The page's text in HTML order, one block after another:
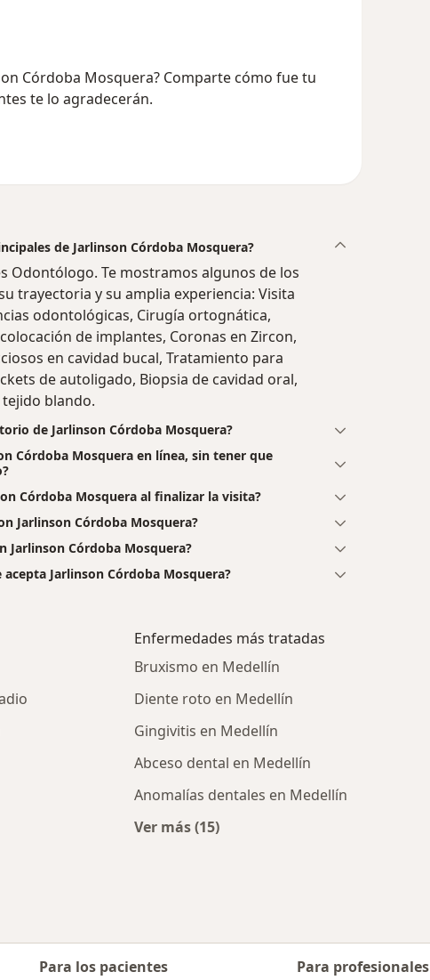
Córdoba Mosquera? Comparte cómo fue tu
te lo agradecerán.
de Jarlinson Córdoba Mosquera?
Odontólogo. Te mostramos algunos de los
trayectoria y su amplia experiencia: Visita
odontológicas, Cirugía ortognática,
de implantes, Coronas en Zircon,
en cavidad bucal, Tratamiento para
de autoligado, Biopsia de cavidad oral,
blando.
de Jarlinson Córdoba Mosquera?
Córdoba Mosquera en línea, sin tener que
Córdoba Mosquera al finalizar la visita?
Jarlinson Córdoba Mosquera?
Jarlinson Córdoba Mosquera?
Jarlinson Córdoba Mosquera?
Enfermedades más tratadas
Bruxismo en Medellín
Diente roto en Medellín
Gingivitis en Medellín
Abceso dental en Medellín
Anomalías dentales en Medellín
Ver más (15)
Para los pacientes Para profesionales